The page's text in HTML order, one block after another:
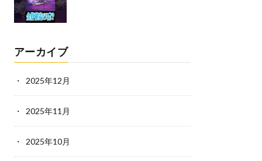
アーカイブ
2025年12月
2025年11月
2025年10月